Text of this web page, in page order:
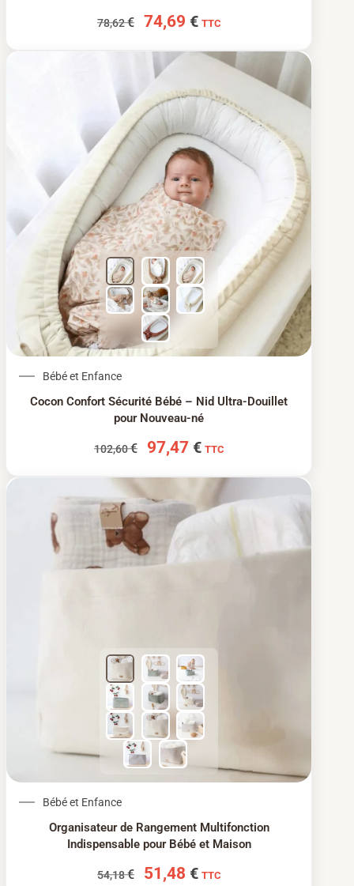
78,62€ 74,69 € TTC
Bébé et Enfance
Cocon Confort Sécurité Bébé – Nid Ultra-Douillet
pour Nouveau-né
102,60€ 97,47 € TTC
Bébé et Enfance
Organisateur de Rangement Multifonction
Indispensable pour Bébé et Maison
54,18€ 51,48 € TTC